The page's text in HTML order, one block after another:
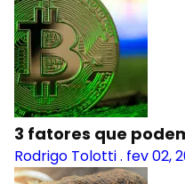
3 fatores que
Rodrigo Tolotti. fev 02,